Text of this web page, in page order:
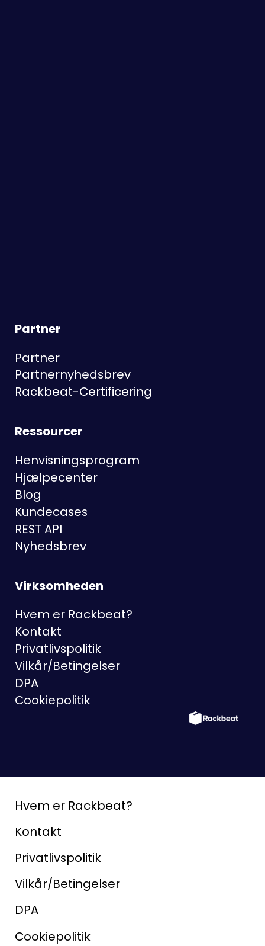
Partner
Partner
Partnernyhedsbrev
Rackbeat-Certificering
Ressourcer
Henvisningsprogram
Hjælpecenter
Blog
Kundecases
REST API
Nyhedsbrev
Virksomheden
Hvem er Rackbeat?
Kontakt
Privatlivspolitik
Vilkår/Betingelser
DPA
Cookiepolitik
Hvem er Rackbeat?
Kontakt
Privatlivspolitik
Vilkår/Betingelser
DPA
Cookiepolitik